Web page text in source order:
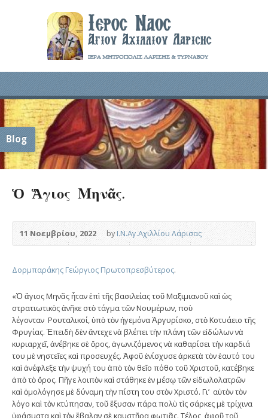
Blog
Ὁ Ἅγιος Μηνᾶς.
11 Νοεμβρίου, 2022 byΙ.Ν.Αγ.Αχιλλίου Λάρισας
Δορμπαράκης Γεώργιος Πρωτοπρεσβύτερος.
«Ὁ ἅγιος Μηνᾶς ἦταν ἐπὶ τῆς βασιλείας τοῦ Μαξιμιανοῦ καὶ ὡς
στρατιωτικὸς ἀνῆκε στὸ τάγμα τῶν Νουμέρων, ποὺ
λέγονταν Ρουταλικοί, ὑπὸ τὸν ἡγεμόνα Ἀργυρίσκο, στὸ Κοτυάειο τῆς
Φρυγίας. Ἐπειδὴ δὲν ἄντεχε νὰ βλέπει τὴν πλάνη τῶν εἰδώλων νὰ
κυριαρχεῖ, ἀνέβηκε σὲ ὄρος, ἀγωνιζόμενος νὰ καθαρίσει τὴν καρδιά
του μὲ νηστεῖες καὶ προσευχές. Ἀφοῦ ἐνίσχυσε ἀρκετὰ τὸν ἑαυτό του
καὶ ἀνέφλεξε τὴν ψυχή του ἀπὸ τὸν θεῖο πόθο τοῦ Χριστοῦ, κατέβηκε
ἀπὸ τὸ ὄρος. Πῆγε λοιπὸν καὶ στάθηκε ἐν μέσῳ τῶν εἰδωλολατρῶν
καὶ ὁμολόγησε μὲ δύναμη τὴν πίστη του στὸν Χριστό. Γι’ αὐτὸν τὸν
λόγο καὶ τὸν κτύπησαν, τοῦ ἔξυσαν πάρα πολὺ τὶς σάρκες μὲ τρίχινα
ὑφάσματα καὶ τὸν ἔβαλαν σὲ καυστῆρα φωτιᾶς. Τέλος, ἀφοῦ τοῦ